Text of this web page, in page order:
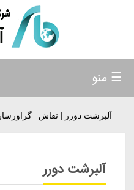
آلبرشت دورر | نقاش |
آلبرشت دورر
☰ منو